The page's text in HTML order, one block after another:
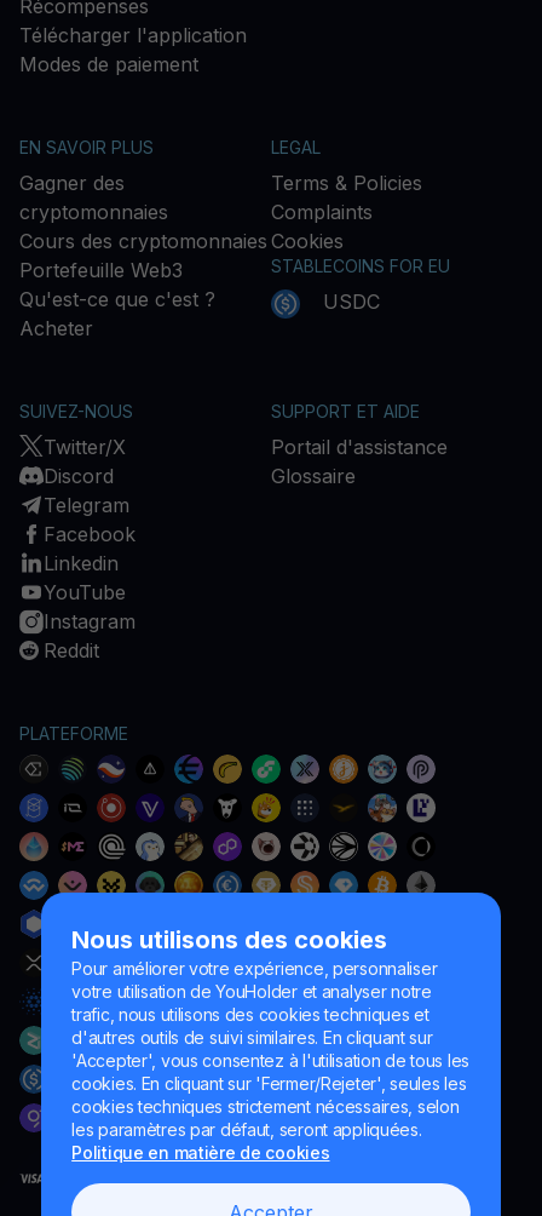
Nous utilisons des cookies
Pour améliorer votre expérience, personnaliser
votre utilisation de YouHolder et analyser notre
trafic, nous utilisons des cookies techniques et
d'autres outils de suivi similaires. En cliquant sur
'Accepter', vous consentez à l'utilisation de tous les
cookies. En cliquant sur 'Fermer/Rejeter', seules les
cookies techniques strictement nécessaires, selon
les paramètres par défaut, seront appliquées.
Politique en matière de cookies
Récompenses
Télécharger l'application
Modes de paiement
EN SAVOIR PLUS
Gagner des
cryptomonnaies
Cours des cryptomonnaies
Portefeuille Web3
Qu'est-ce que c'est ?
Acheter
LEGAL
Terms & Policies
Complaints
Cookies
STABLECOINS FOR EU
USDC
SUIVEZ-NOUS
Twitter/X
Discord
Telegram
Facebook
Linkedin
YouTube
Instagram
Reddit
SUPPORT ET AIDE
Portail d'assistance
Glossaire
PLATEFORME